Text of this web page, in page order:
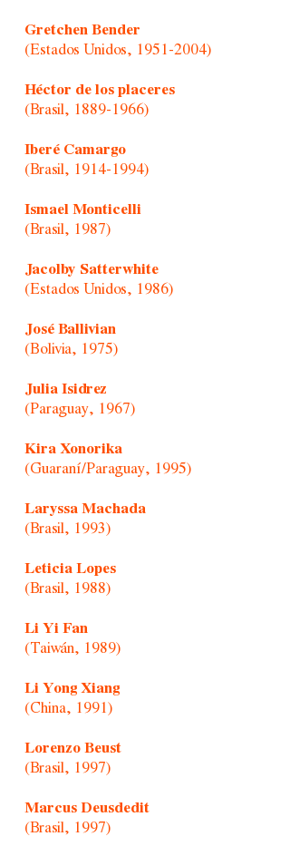
Gretchen Bender
(Estados Unidos, 1951-2004)
Héctor de los placeres
(Brasil, 1889-1966)
Iberé Camargo
(Brasil, 1914-1994)
Ismael Monticelli
(Brasil, 1987)
Jacolby Satterwhite
(Estados Unidos, 1986)
José Ballivian
(Bolivia, 1975)
Julia Isidrez
(Paraguay, 1967)
Kira Xonorika
(Guaraní/Paraguay, 1995)
Laryssa Machada
(Brasil, 1993)
Leticia Lopes
(Brasil, 1988)
Li Yi Fan
(Taiwán, 1989)
Li Yong Xiang
(China, 1991)
Lorenzo Beust
(Brasil, 1997)
Marcus Deusdedit
(Brasil, 1997)